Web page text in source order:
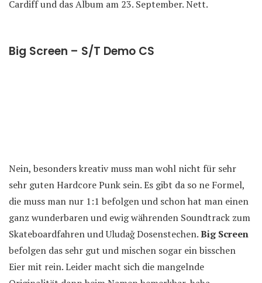
Cardiff und das Album am 23. September. Nett.
Big Screen – S/T Demo CS
Nein, besonders kreativ muss man wohl nicht für sehr
sehr guten Hardcore Punk sein. Es gibt da so ne Formel,
die muss man nur 1:1 befolgen und schon hat man einen
ganz wunderbaren und ewig währenden Soundtrack zum
Skateboardfahren und Uludağ Dosenstechen.Big Screen
befolgen das sehr gut und mischen sogar ein bisschen
Eier mit rein. Leider macht sich die mangelnde